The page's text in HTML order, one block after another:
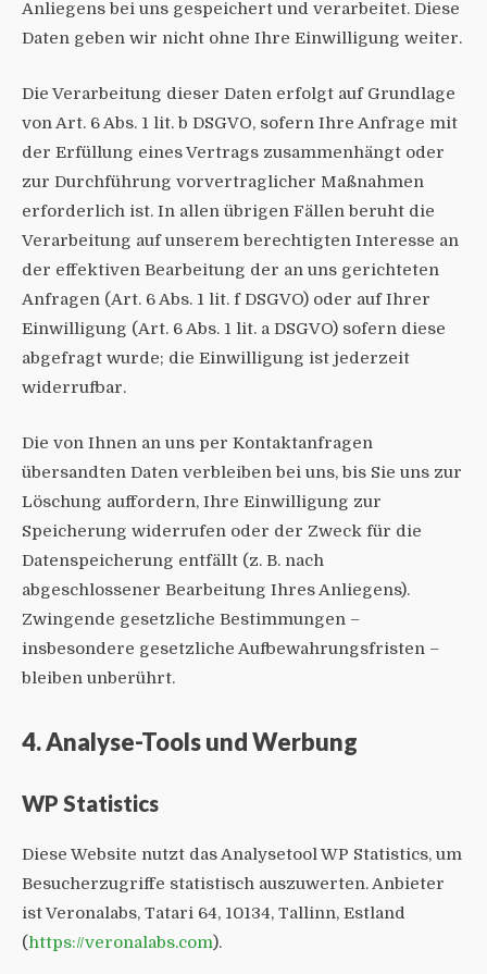
Anliegens bei uns gespeichert und verarbeitet. Diese
Daten geben wir nicht ohne Ihre Einwilligung weiter.
Die Verarbeitung dieser Daten erfolgt auf Grundlage
von Art. 6 Abs. 1 lit. b DSGVO, sofern Ihre Anfrage mit
der Erfüllung eines Vertrags zusammenhängt oder
zur Durchführung vorvertraglicher Maßnahmen
erforderlich ist. In allen übrigen Fällen beruht die
Verarbeitung auf unserem berechtigten Interesse an
der effektiven Bearbeitung der an uns gerichteten
Anfragen (Art. 6 Abs. 1 lit. f DSGVO) oder auf Ihrer
Einwilligung (Art. 6 Abs. 1 lit. a DSGVO) sofern diese
abgefragt wurde; die Einwilligung ist jederzeit
widerrufbar.
Die von Ihnen an uns per Kontaktanfragen
übersandten Daten verbleiben bei uns, bis Sie uns zur
Löschung auffordern, Ihre Einwilligung zur
Speicherung widerrufen oder der Zweck für die
Datenspeicherung entfällt (z. B. nach
abgeschlossener Bearbeitung Ihres Anliegens).
Zwingende gesetzliche Bestimmungen –
insbesondere gesetzliche Aufbewahrungsfristen –
bleiben unberührt.
4. Analyse-Tools und Werbung
WP Statistics
Diese Website nutzt das Analysetool WP Statistics, um
Besucherzugriffe statistisch auszuwerten. Anbieter
ist Veronalabs, Tatari 64, 10134, Tallinn, Estland
(https://veronalabs.com).